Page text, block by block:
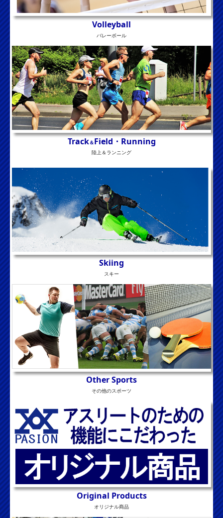
Volleyball
バレーボール
Track＆Field・Running
陸上＆ランニング
Skiing
スキー
Other Sports
その他のスポーツ
Original Products
オリジナル商品